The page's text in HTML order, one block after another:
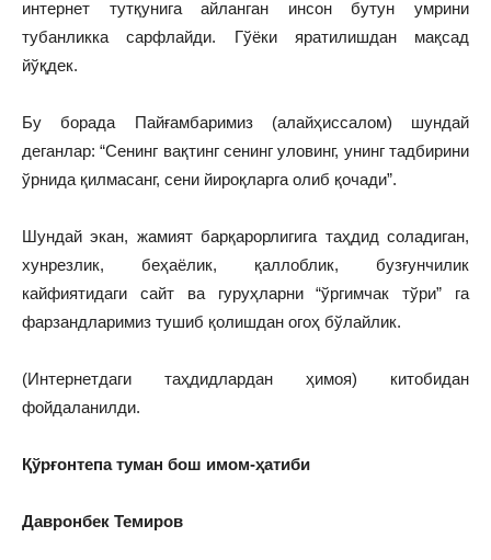
интернет тутқунига айланган инсон бутун умрини
тубанликка сарфлайди. Гўёки яратилишдан мақсад
йўқдек.
Бу борада Пайғамбаримиз (алайҳиссалом) шундай
деганлар: “Cенинг вақтинг сенинг уловинг, унинг тадбирини
ўрнида қилмасанг, сени йироқларга олиб қочади”.
Шундай экан, жамият барқарорлигига таҳдид соладиган,
хунрезлик, беҳаёлик, қаллоблик, бузғунчилик
кайфиятидаги сайт ва гуруҳларни “ўргимчак тўри” га
фарзандларимиз тушиб қолишдан огоҳ бўлайлик.
(Интернетдаги таҳдидлардан ҳимоя) китобидан
фойдаланилди.
Қўрғонтепа туман бош имом-ҳатиби
Давронбек Темиров